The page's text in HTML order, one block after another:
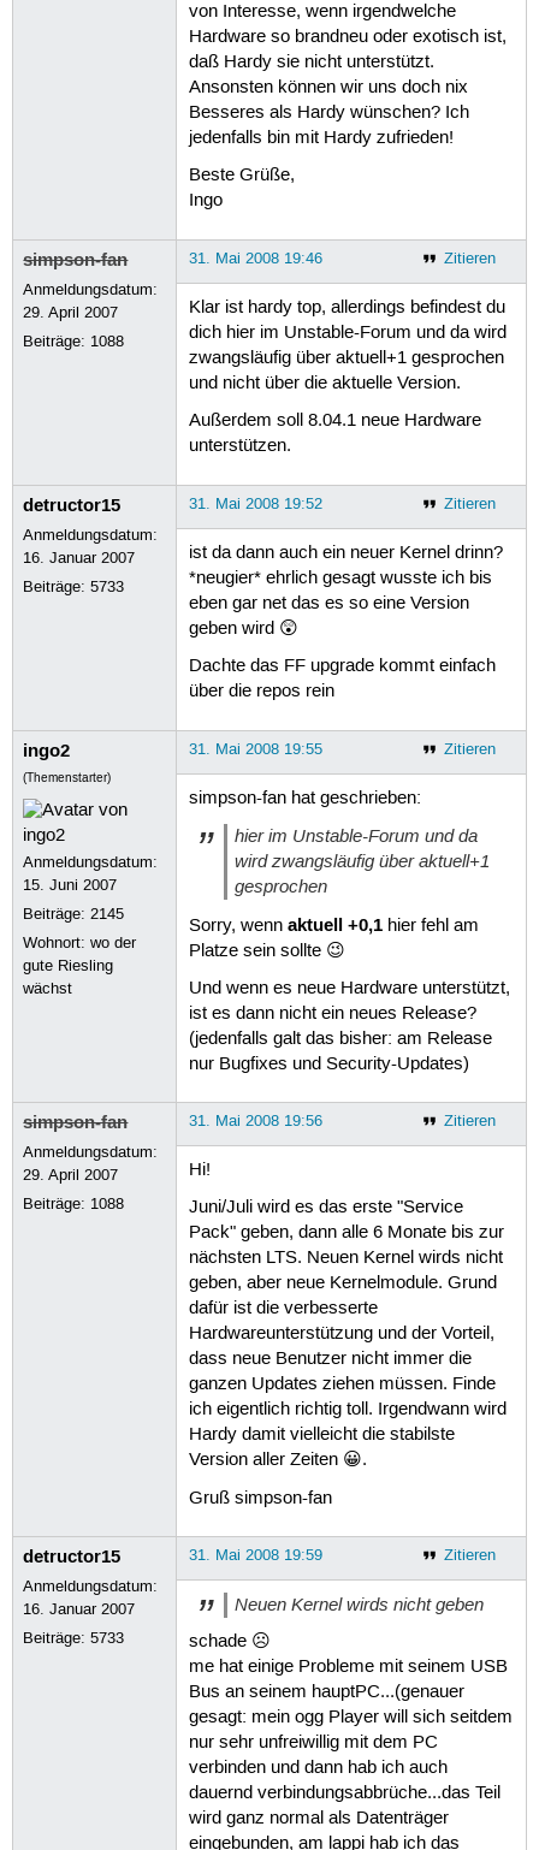
von Interesse, wenn irgendwelche
Hardware so brandneu oder exotisch ist,
daß Hardy sie nicht unterstützt.
Ansonsten können wir uns doch nix
Besseres als Hardy wünschen? Ich
jedenfalls bin mit Hardy zufrieden!
Beste Grüße,
Ingo
simpson-fan
Anmeldungsdatum:
29. April 2007
Beiträge: 1088
Zitieren
31. Mai 2008 19:46
Klar ist hardy top, allerdings befindest du
dich hier im Unstable-Forum und da wird
zwangsläufig über aktuell+1 gesprochen
und nicht über die aktuelle Version.
Außerdem soll 8.04.1 neue Hardware
unterstützen.
detructor15
Anmeldungsdatum:
16. Januar 2007
Beiträge:5733
Zitieren
31. Mai 2008 19:52
ist da dann auch ein neuer Kernel drinn?
*neugier* ehrlich gesagt wusste ich bis
eben gar net das es so eine Version
geben wird 😲
Dachte das FF upgrade kommt einfach
über die repos rein
ingo2
(Themenstarter)
Anmeldungsdatum:
15. Juni 2007
Beiträge:2145
Wohnort: wo der
gute Riesling
wächst
Zitieren
31. Mai 2008 19:55
simpson-fan hat geschrieben:
hier im Unstable-Forum und da
wird zwangsläufig über aktuell+1
gesprochen
Sorry, wenn aktuell +0,1hier fehl am
Platze sein sollte 😉
Und wenn es neue Hardware unterstützt,
ist es dann nicht ein neues Release?
(jedenfalls galt das bisher: am Release
nur Bugfixes und Security-Updates)
simpson-fan
Anmeldungsdatum:
29. April 2007
Beiträge: 1088
Zitieren
31. Mai 2008 19:56
Hi!
Juni/Juli wird es das erste "Service
Pack" geben, dann alle 6 Monate bis zur
nächsten LTS. Neuen Kernel wirds nicht
geben, aber neue Kernelmodule. Grund
dafür ist die verbesserte
Hardwareunterstützung und der Vorteil,
dass neue Benutzer nicht immer die
ganzen Updates ziehen müssen. Finde
ich eigentlich richtig toll. Irgendwann wird
Hardy damit vielleicht die stabilste
Version aller Zeiten 😀.
Gruß simpson-fan
detructor15
Anmeldungsdatum:
16. Januar 2007
Beiträge:5733
Zitieren
31. Mai 2008 19:59
Neuen Kernel wirds nicht geben
schade ☹
me hat einige Probleme mit seinem USB
Bus an seinem hauptPC...(genauer
gesagt: mein ogg Player will sich seitdem
nur sehr unfreiwillig mit dem PC
verbinden und dann hab ich auch
dauernd verbindungsabbrüche...das Teil
wird ganz normal als Datenträger
eingebunden, am lappi hab ich das